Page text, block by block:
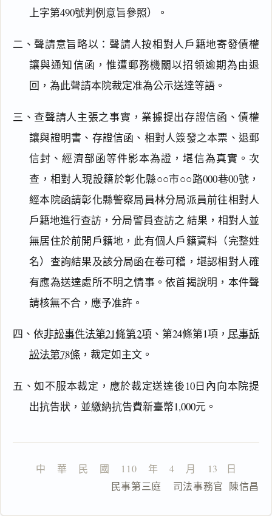
上字第490號判例意旨參照）。
二、聲請意旨略以：聲請人按相對人戶籍地寄發債權
讓與通知信函，惟遭郵務機關以招領逾期為由退
回，為此聲請本院裁定准為公示送達等語。
三、查聲請人主張之事實，業據提出存證信函、債權
讓與證明書、存證信函、相對人簽發之本票、退郵
信封、經濟部函等件影本為證，堪信為真實。次
查，相對人現設籍於彰化縣○○市○○路000巷00號，
經本院函請彰化縣警察局員林分局派員前往相對人
戶籍地進行查訪，分局警員查訪之 結果，相對人並
無居住於前開戶籍地，此有個人戶籍資料（完整姓
名）查詢結果及該分局函在卷可稽，堪認相對人確
有應為送達處所不明之情事。依首揭說明，本件聲
請核無不合，應予准許。
四、依非訟事件法第21條第2項、第24條第1項， 民事訴
訟法第78條 ，裁定如主文。
五、如不服本裁定，應於裁定送達後10日內向本院提
出抗告狀，並繳納抗告費新臺幣1,000元。
中    華    民    國    110    年    4    月    13   日
                  民事第三庭    司法事務官  陳信昌
閱讀 研究
搜尋本
文
一
全